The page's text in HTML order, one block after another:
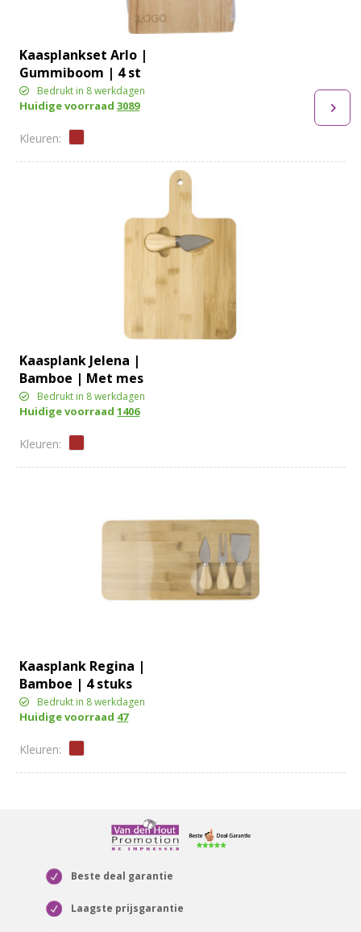
Kaasplankset Arlo |
Gummiboom | 4 st
Bedrukt in 8 werkdagen
Huidige voorraad3089
Kaasplank Jelena |
Bamboe | Met mes
Bedrukt in 8 werkdagen
Huidige voorraad1406
Kaasplank Regina |
Bamboe | 4 stuks
Bedrukt in 8 werkdagen
Huidige voorraad 47
Beste deal garantie
Laagste prijsgarantie